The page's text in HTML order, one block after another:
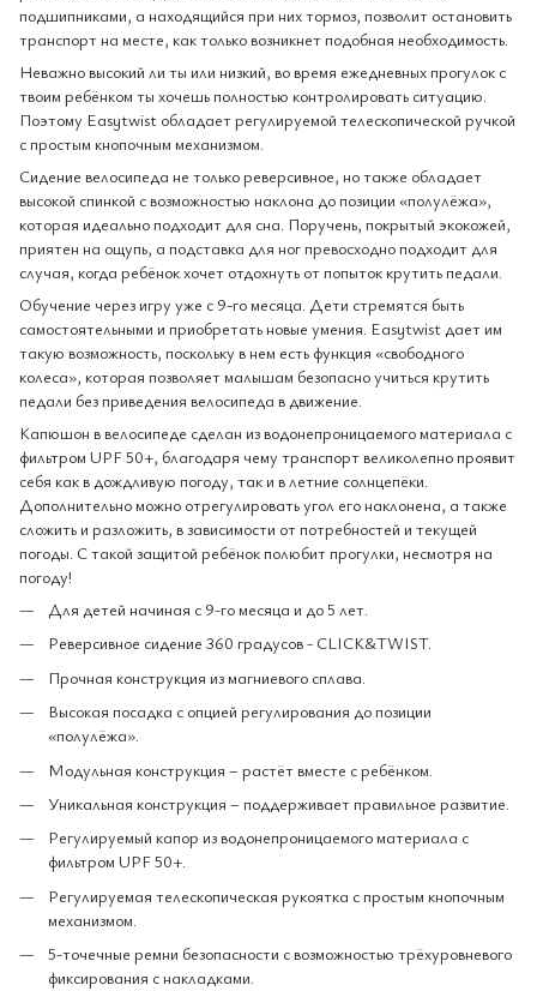
подшипниками, а находящийся при них тормоз, позволит остановить
транспорт на месте, как только возникнет подобная необходимость.
Неважно высокий ли ты или низкий, во время ежедневных прогулок с
твоим ребёнком ты хочешь полностью контролировать ситуацию.
Поэтому Easytwist обладает регулируемой телескопической ручкой
с простым кнопочным механизмом.
Сидение велосипеда не только реверсивное, но также обладает
высокой спинкой с возможностью наклона до позиции «полулёжа»,
которая идеально подходит для сна. Поручень, покрытый экокожей,
приятен на ощупь, а подставка для ног превосходно подходит для
случая, когда ребёнок хочет отдохнуть от попыток крутить педали.
Обучение через игру уже с 9-го месяца. Дети стремятся быть
самостоятельными и приобретать новые умения. Easytwist дает им
такую возможность, поскольку в нем есть функция «свободного
колеса», которая позволяет малышам безопасно учиться крутить
педали без приведения велосипеда в движение.
Капюшон в велосипеде сделан из водонепроницаемого материала с
фильтром UPF 50+, благодаря чему транспорт великолепно проявит
себя как в дождливую погоду, так и в летние солнцепёки.
Дополнительно можно отрегулировать угол его наклонена, а также
сложить и разложить, в зависимости от потребностей и текущей
погоды. С такой защитой ребёнок полюбит прогулки, несмотря на
погоду!
Для детей начиная с 9-го месяца и до 5 лет​.
Реверсивное сидение 360 градусов - CLICK&TWIST.
Прочная конструкция из магниевого сплава.
Высокая посадка с опцией регулирования до позиции
«полулёжа».
Модульная конструкция – растёт вместе с ребёнком.
Уникальная конструкция – поддерживает правильное развитие.
Регулируемый капор из водонепроницаемого материала с
фильтром UPF 50+.
Регулируемая телескопическая рукоятка с простым кнопочным
механизмом.
5-точечные ремни безопасности с возможностью трёхуровневого
фиксирования с накладками.